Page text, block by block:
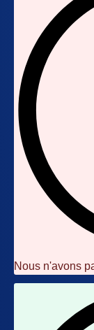
Nous n'avons